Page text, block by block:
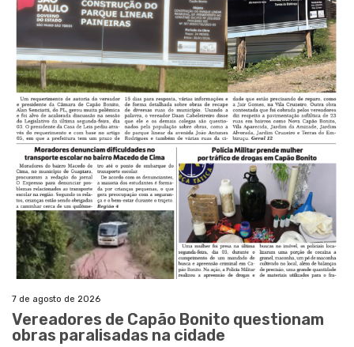
7 de agosto de 2026
Vereadores de Capão Bonito questionam
obras paralisadas na cidade